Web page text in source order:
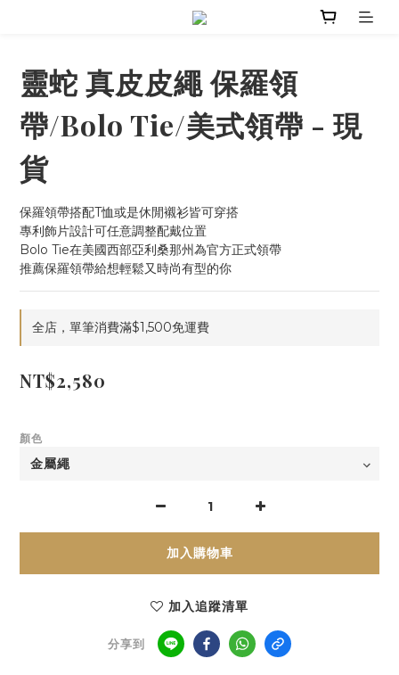
靈蛇 真皮皮繩 保羅領
帶/Bolo Tie/美式領帶 - 現
貨
保羅領帶搭配T恤或是休閒襯衫皆可穿搭
專利飾片設計可任意調整配戴位置
Bolo Tie在美國西部亞利桑那州為官方正式領帶
推薦保羅領帶給想輕鬆又時尚有型的你
全店，單筆消費滿$1,500免運費
NT$2,580
顏色
加入購物車
加入追蹤清單
分享到